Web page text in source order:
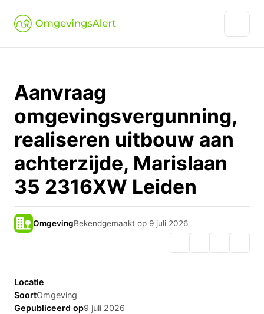
Aanvraag
omgevingsvergunning,
realiseren uitbouw aan
achterzijde, Marislaan
35 2316XW Leiden
OmgevingBekendgemaakt op 9 juli 2026
Locatie
SoortOmgeving
Gepubliceerd op9 juli 2026